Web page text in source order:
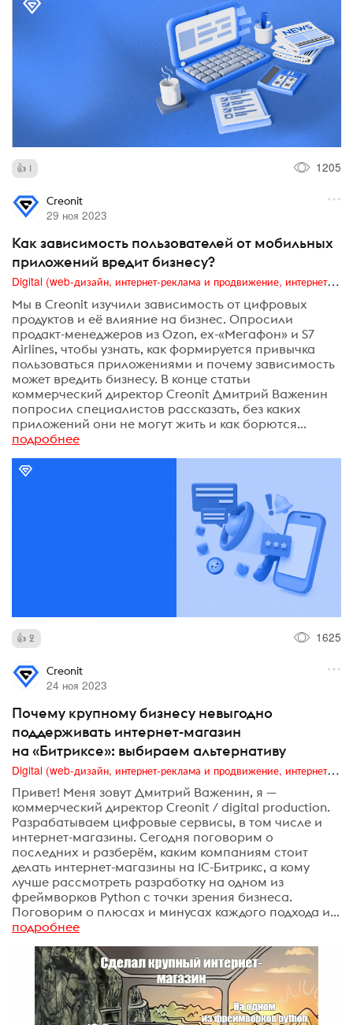
1 1205
Creonit
29 ноя 2023
Как зависимость пользователей от мобильных
приложений вредит бизнесу?
Digital (web-дизайн, интернет-реклама и продвижение, интернет-сообщества и блоги, интернет-коммуникации, мобильный маркетинг, реклама на цифровых экранах)
Мы в Creonit изучили зависимость от цифровых
продуктов и её влияние на бизнес. Опросили
продакт-менеджеров из Ozon, ex-«Мегафон» и S7
Airlines, чтобы узнать, как формируется привычка
пользоваться приложениями и почему зависимость
может вредить бизнесу. В конце статьи
коммерческий директор Creonit Дмитрий Важенин
попросил специалистов рассказать, без каких
приложений они не могут жить и как борются...
подробнее
2 1625
Creonit
24 ноя 2023
Почему крупному бизнесу невыгодно
поддерживать интернет-магазин
на «Битриксе»: выбираем альтернативу
Digital (web-дизайн, интернет-реклама и продвижение, интернет-сообщества и блоги, интернет-коммуникации, мобильный маркетинг, реклама на цифровых экранах)
Привет! Меня зовут Дмитрий Важенин, я —
коммерческий директор Creonit / digital production.
Разрабатываем цифровые сервисы, в том числе и
интернет-магазины. Сегодня поговорим о
последних и разберём, каким компаниям стоит
делать интернет-магазины на 1С-Битрикс, а кому
лучше рассмотреть разработку на одном из
фреймворков Python с точки зрения бизнеса.
Поговорим о плюсах и минусах каждого подхода и...
подробнее